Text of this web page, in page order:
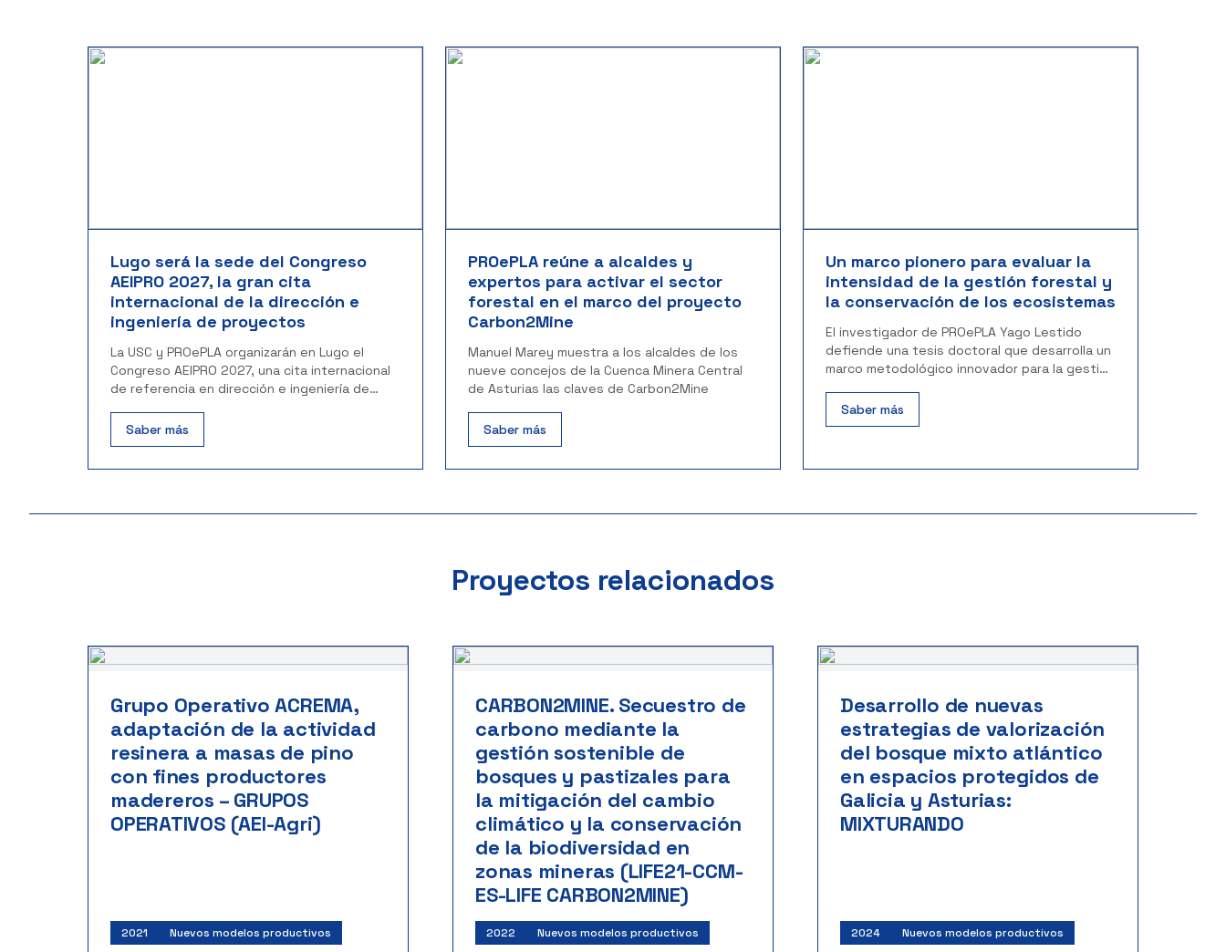
Lugo será la sede del Congreso
AEIPRO 2027, la gran cita
internacional de la dirección e
ingeniería de proyectos
La USC y PROePLA organizarán en Lugo el
Congreso AEIPRO 2027, una cita internacional
de referencia en dirección e ingeniería de
Saber más
PROePLA reúne a alcaldes y
expertos para activar el sector
forestal en el marco del proyecto
Carbon2Mine
Manuel Marey muestra a los alcaldes de los
nueve concejos de la Cuenca Minera Central
de Asturias las claves de Carbon2Mine
Saber más
Un marco pionero para evaluar la
intensidad de la gestión forestal y
la conservación de los ecosistemas
El investigador de PROePLA Yago Lestido
defiende una tesis doctoral que desarrolla un
marco metodológico innovador para la gestión
Saber más
Proyectos relacionados
Grupo Operativo ACREMA,
adaptación de la actividad
resinera a masas de pino
con fines productores
madereros – GRUPOS
OPERATIVOS (AEI-Agri)
2021 Nuevos modelos productivos
CARBON2MINE. Secuestro de
carbono mediante la
gestión sostenible de
bosques y pastizales para
la mitigación del cambio
climático y la conservación
de la biodiversidad en
zonas mineras (LIFE21-CCM-
ES-LIFE CARBON2MINE)
2022 Nuevos modelos productivos
Desarrollo de nuevas
estrategias de valorización
del bosque mixto atlántico
en espacios protegidos de
Galicia y Asturias:
MIXTURANDO
2024 Nuevos modelos productivos